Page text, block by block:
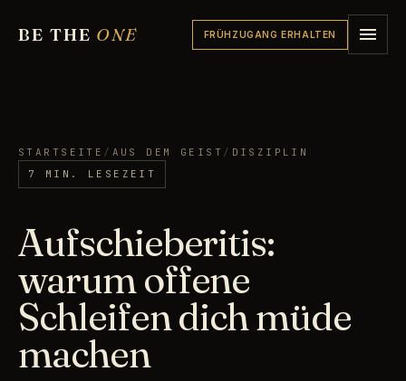
BE THE ONE FRÜHZUGANG ERHALTEN
STARTSEITE / AUS DEM GEIST / DISZIPLIN
7 MIN. LESEZEIT
Aufschieberitis:
warum offene
Schleifen dich müde
machen